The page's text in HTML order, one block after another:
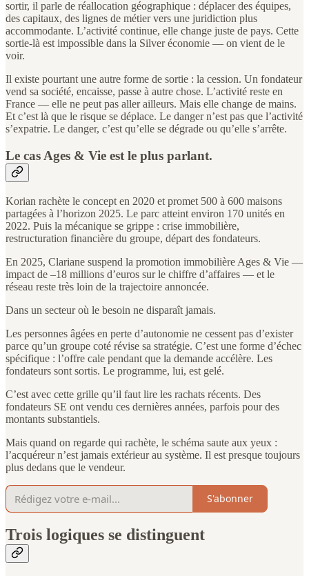
sortir, il parle de réallocation géographique : déplacer des équipes,
des capitaux, des lignes de métier vers une juridiction plus
accommodante. L’activité continue, elle change juste de pays. Cette
sortie-là est impossible dans la Silver économie — on vient de le
voir.
Il existe pourtant une autre forme de sortie : la cession. Un fondateur
vend sa société, encaisse, passe à autre chose. L’activité reste en
France — elle ne peut pas aller ailleurs. Mais elle change de mains.
Et c’est là que le risque se déplace. Le danger n’est pas que l’activité
s’expatrie. Le danger, c’est qu’elle se dégrade ou qu’elle s’arrête.
Le cas Ages & Vie est le plus parlant.
Korian rachète le concept en 2020 et promet 500 à 600 maisons
partagées à l’horizon 2025. Le parc atteint environ 170 unités en
2022. Puis la mécanique se grippe : crise immobilière,
restructuration financière du groupe, départ des fondateurs.
En 2025, Clariane suspend la promotion immobilière Ages & Vie —
impact de –18 millions d’euros sur le chiffre d’affaires — et le
réseau reste très loin de la trajectoire annoncée.
Dans un secteur où le besoin ne disparaît jamais.
Les personnes âgées en perte d’autonomie ne cessent pas d’exister
parce qu’un groupe coté révise sa stratégie. C’est une forme d’échec
spécifique : l’offre cale pendant que la demande accélère. Les
fondateurs sont sortis. Le programme, lui, est gelé.
C’est avec cette grille qu’il faut lire les rachats récents. Des
fondateurs SE ont vendu ces dernières années, parfois pour des
montants substantiels.
Mais quand on regarde qui rachète, le schéma saute aux yeux :
l’acquéreur n’est jamais extérieur au système. Il est presque toujours
plus dedans que le vendeur.
S'abonner
Trois logiques se distinguent